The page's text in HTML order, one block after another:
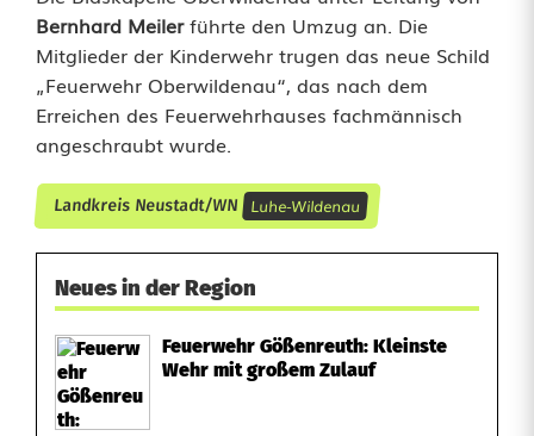
Bernhard Meilerführte den Umzug an. Die
Mitglieder der Kinderwehr trugen das neue Schild
„Feuerwehr Oberwildenau“, das nach dem
Erreichen des Feuerwehrhauses fachmännisch
angeschraubt wurde.
Landkreis Neustadt/WN Luhe-Wildenau
Neues in der Region
Feuerwehr Gößenreuth: Kleinste
Wehr mit großem Zulauf